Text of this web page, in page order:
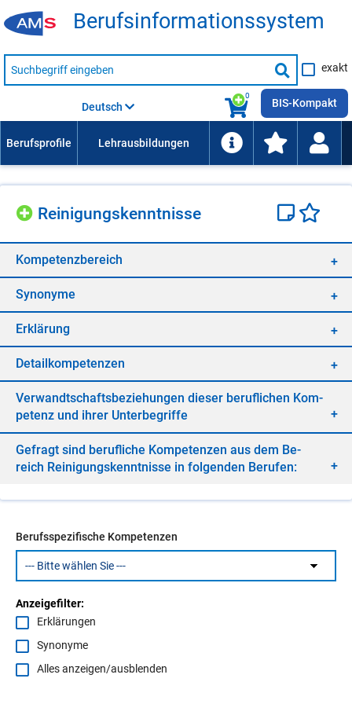
Be­rufs­in­for­ma­ti­ons­sys­tem
Suche
nach
Suche
starten
exakt
0
Deutsch BIS-Kompakt
Rei­ni­gungs­kennt­nis­se
Kom­pe­tenz­be­reich
Syn­ony­me
Er­klä­rung
De­tail­kom­pe­ten­zen
Ver­wandt­schafts­be­zie­hun­gen die­ser be­ruf­li­chen Kom­
pe­tenz und ih­rer Un­ter­be­grif­fe
Ge­fragt sind be­ruf­li­che Kom­pe­ten­zen aus dem Be­
reich Rei­ni­gungs­kennt­nis­se in fol­gen­den Be­ru­fen:
Berufsspezifische Kompetenzen
Anzeigefilter:
Erklärungen
Synonyme
Alles anzeigen/ausblenden